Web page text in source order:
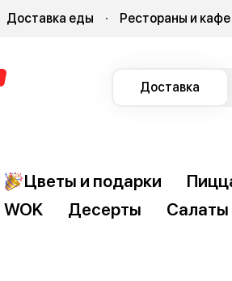
Доставка еды Рестораны и кафе
Доставка
Цветы и подарки
WOK Десерты Салаты